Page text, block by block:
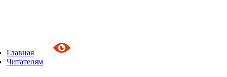
Главная
Читателям